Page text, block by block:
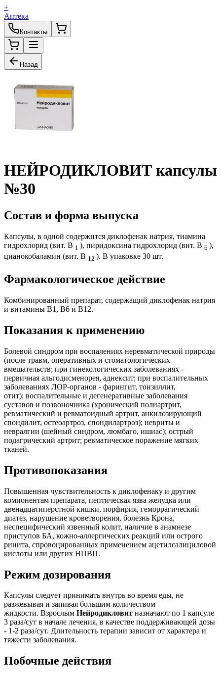
+
Аптека
Контакты
Назад
НЕЙРОДИКЛОВИТ капсулы
№30
Состав и форма выпуска
Капсулы, в одной содержится диклофенак натрия, тиамина
гидрохлорид (вит. B 1 ), пиридоксина гидрохлорид (вит. B 6 ),
цианокобаламин (вит. B 12 ). В упаковке 30 шт.
Фармакологическое действие
Комбинированный препарат, содержащий диклофенак натрия
и витамины В1, В6 и В12.
Показания к применению
Болевой синдром при воспалениях неревматической природы
(после травм, оперативных и стоматологических
вмешательств; при гинекологических заболеваниях -
первичная альгодисменорея, аднексит; при воспалительных
заболеваниях ЛОР-органов - фарингит, тонзиллит,
отит); воспалительные и дегенеративные заболевания
суставов и позвоночника (хронический полиартрит,
ревматический и ревматоидный артрит, анкилозирующий
спондилит, остеоартроз, спондилартроз); невриты и
невралгии (шейный синдром, люмбаго, ишиас); острый
подагрический артрит; ревматическое поражение мягких
тканей.
Противопоказания
Повышенная чувствительность к диклофенаку и другим
компонентам препарата, пептическая язва желудка или
двенадцатиперстной кишки, порфирия, геморрагический
диатез, нарушение кроветворения, болезнь Крона,
неспецифический язвенный колит, наличие в анамнезе
приступов БА, кожно-аллергических реакций или острого
ринита, спровоцированных применением ацетилсалициловой
кислоты или других НПВП.
Режим дозирования
Капсулы следует принимать внутрь во время еды, не
разжевывая и запивая большим количеством
жидкости. Взрослым Нейродикловит назначают по 1 капсуле
3 раза/сут в начале лечения, в качестве поддерживающей дозы
- 1-2 раза/сут. Длительность терапии зависит от характера и
тяжести заболевания.
Побочные действия